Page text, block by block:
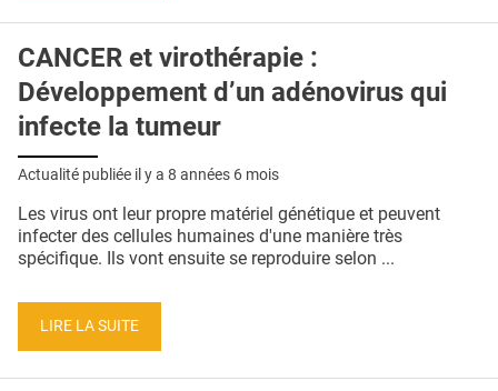
CANCER et virothérapie :
Développement d’un adénovirus qui
infecte la tumeur
Actualité publiée il y a 8 années 6 mois
Les virus ont leur propre matériel génétique et peuvent
infecter des cellules humaines d'une manière très
spécifique. Ils vont ensuite se reproduire selon ...
LIRE LA SUITE